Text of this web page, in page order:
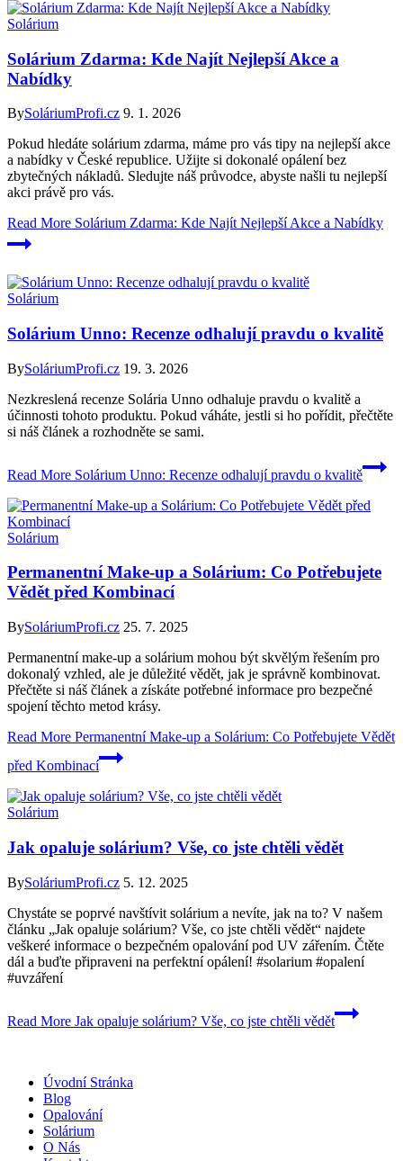
Solárium
Solárium Zdarma: Kde Najít Nejlepší Akce a
Nabídky
BySoláriumProfi.cz 9. 1. 2026
Pokud hledáte solárium zdarma, máme pro vás tipy na nejlepší akce
a nabídky v České republice. Užijte si dokonalé opálení bez
zbytečných nákladů. Sledujte náš průvodce, abyste našli tu nejlepší
akci právě pro vás.
Read More Solárium Zdarma: Kde Najít Nejlepší Akce a Nabídky
Solárium
Solárium Unno: Recenze odhalují pravdu o kvalitě
BySoláriumProfi.cz 19. 3. 2026
Nezkreslená recenze Solária Unno odhaluje pravdu o kvalitě a
účinnosti tohoto produktu. Pokud váháte, jestli si ho pořídit, přečtěte
si náš článek a rozhodněte se sami.
Read More Solárium Unno: Recenze odhalují pravdu o kvalitě
Solárium
Permanentní Make-up a Solárium: Co Potřebujete
Vědět před Kombinací
BySoláriumProfi.cz 25. 7. 2025
Permanentní make-up a solárium mohou být skvělým řešením pro
dokonalý vzhled, ale je důležité vědět, jak je správně kombinovat.
Přečtěte si náš článek a získáte potřebné informace pro bezpečné
spojení těchto metod krásy.
Read More Permanentní Make-up a Solárium: Co Potřebujete Vědět
před Kombinací
Solárium
Jak opaluje solárium? Vše, co jste chtěli vědět
BySoláriumProfi.cz 5. 12. 2025
Chystáte se poprvé navštívit solárium a nevíte, jak na to? V našem
článku „Jak opaluje solárium? Vše, co jste chtěli vědět“ najdete
veškeré informace o bezpečném opalování pod UV zářením. Čtěte
dál a buďte připraveni na perfektní opálení! #solarium #opalení
#uvzáření
Read More Jak opaluje solárium? Vše, co jste chtěli vědět
Úvodní Stránka
Blog
Opalování
Solárium
O Nás